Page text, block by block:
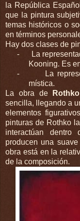
la República
que la pintura
temas históricos o
en términos
Hay dos clases de
-
La
Kooning. Es
-
La
mística.
La obra de
Rothko
sencilla, llegando a
elementos
pinturas de Rothko
interactúan
producen una
obra está en la
de la composición.